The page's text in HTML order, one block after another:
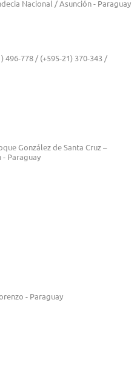
Nacional / Asunción - Paraguay
496-778 / (+595-21) 370-343 /
González de Santa Cruz –
- Paraguay
- Paraguay